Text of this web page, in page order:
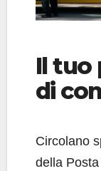
Il tuo
di
Circolano
della